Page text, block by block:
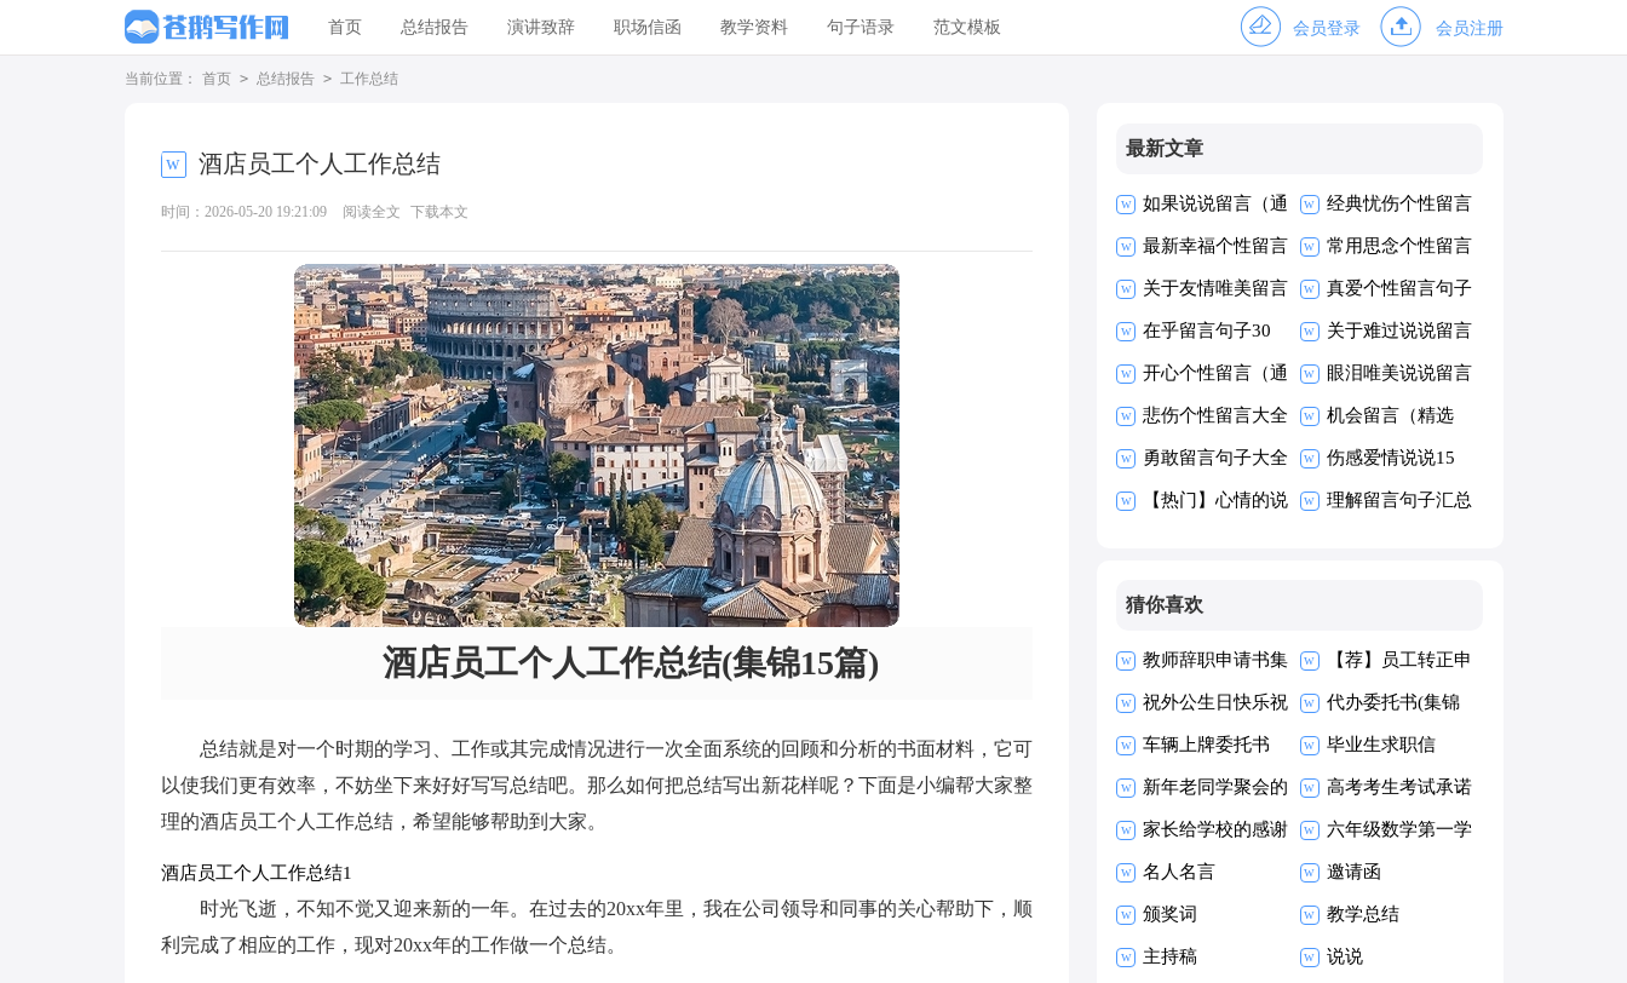
首页 总结报告 演讲致辞 职场信函 教学资料 句子语录 范文模板 会员登录 会员注册
当前位置： 首页 > 总结报告 > 工作总结
酒店员工个人工作总结
时间：2026-05-20 19:21:09 阅读全文 下载本文
酒店员工个人工作总结(集锦15篇)
总结就是对一个时期的学习、工作或其完成情况进行一次全面系统的回顾和分析的书面材料，它可
以使我们更有效率，不妨坐下来好好写写总结吧。那么如何把总结写出新花样呢？下面是小编帮大家整
理的酒店员工个人工作总结，希望能够帮助到大家。
酒店员工个人工作总结1
时光飞逝，不知不觉又迎来新的一年。在过去的20xx年里，我在公司领导和同事的关心帮助下，顺
利完成了相应的工作，现对20xx年的工作做一个总结。
最新文章
如果说说留言（通
用70句）
经典忧伤个性留言
90句
最新幸福个性留言
大全（精选200
句）
常用思念个性留言
大全60句精选
关于友情唯美留言
30句
真爱个性留言句子
大全60句
在乎留言句子30
句
关于难过说说留言
大全（通用90
句）
开心个性留言（通
用40句）
眼泪唯美说说留言
大全50句精选
悲伤个性留言大全
（精选50句）
机会留言（精选
60句）
勇敢留言句子大全
60句精选
伤感爱情说说15
篇
【热门】心情的说 理解留言句子汇总
猜你喜欢
教师辞职申请书集
合15篇
【荐】员工转正申
请书
祝外公生日快乐祝
福语
代办委托书(集锦
15篇)
车辆上牌委托书 毕业生求职信
【热】
新年老同学聚会的
祝酒词
高考考生考试承诺
书15篇
家长给学校的感谢
信
六年级数学第一学
期教学工作总结
名人名言 邀请函
颁奖词 教学总结
主持稿 说说